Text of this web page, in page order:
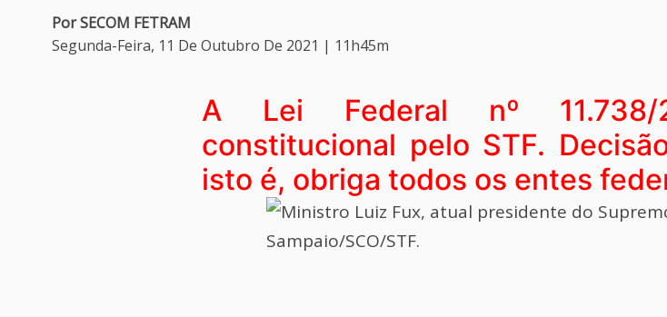
Por SECOM FETRAM
Segunda-Feira, 11 De Outubro De 2021 | 11h45m
A Lei Federal nº 11.738/
constitucional pelo STF.
isto é, obriga todos os entes